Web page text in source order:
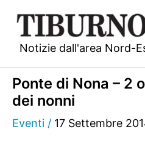
contenuto
Notizie dall'area Nord-
Ponte di Nona – 2
dei nonni
Eventi / 17 Settembre